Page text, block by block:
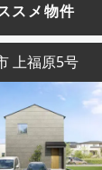
スメ物件
上福原5号